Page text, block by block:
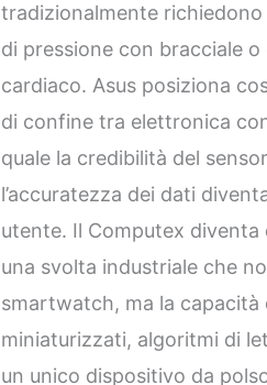
tradizionalmente
di pressione con bracciale
cardiaco. Asus posiziona
di confine tra elettronica
quale la credibilità del
l’accuratezza dei dati
utente. Il Computex
una svolta industriale che
smartwatch, ma la
miniaturizzati, algoritmi di
un unico dispositivo da